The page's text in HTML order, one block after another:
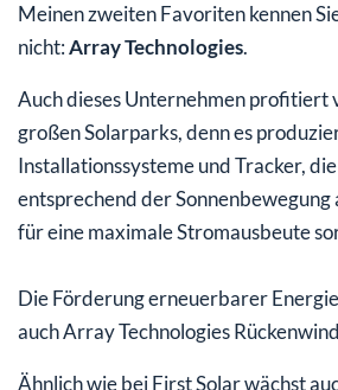
Meinen zweiten Favoriten kennen
nicht:Array Technologies.
Auch dieses Unternehmen profitiert
großen Solarparks, denn es
Installationssysteme und Tracker,
entsprechend der Sonnenbewegung
für eine maximale Stromausbeute
Die Förderung erneuerbarer
auch Array Technologies
Ähnlich wie bei First Solar wächst